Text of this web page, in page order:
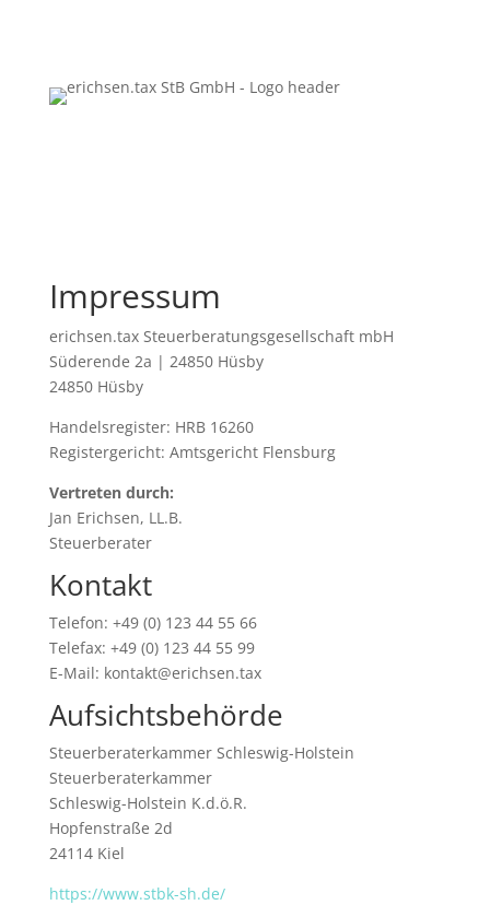
Impressum
erichsen.tax Steuerberatungsgesellschaft mbH
Süderende 2a | 24850 Hüsby
24850 Hüsby
Handelsregister: HRB 16260
Registergericht: Amtsgericht Flensburg
Vertreten durch:
Jan Erichsen, LL.B.
Steuerberater
Kontakt
Telefon: +49 (0) 123 44 55 66
Telefax: +49 (0) 123 44 55 99
E-Mail: kontakt@erichsen.tax
Aufsichtsbehörde
Steuerberaterkammer Schleswig-Holstein
Steuerberaterkammer
Schleswig-Holstein K.d.ö.R.
Hopfenstraße 2d
24114 Kiel
https://www.stbk-sh.de/